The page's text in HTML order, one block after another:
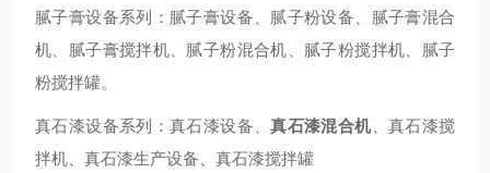
腻子膏设备系列：腻子膏设备、腻子粉设备、腻子膏混合
机、腻子膏搅拌机、腻子粉混合机、腻子粉搅拌机、腻子
粉搅拌罐。
真石漆设备系列：真石漆设备、真石漆混合机、真石漆搅
拌机、真石漆生产设备、真石漆搅拌罐